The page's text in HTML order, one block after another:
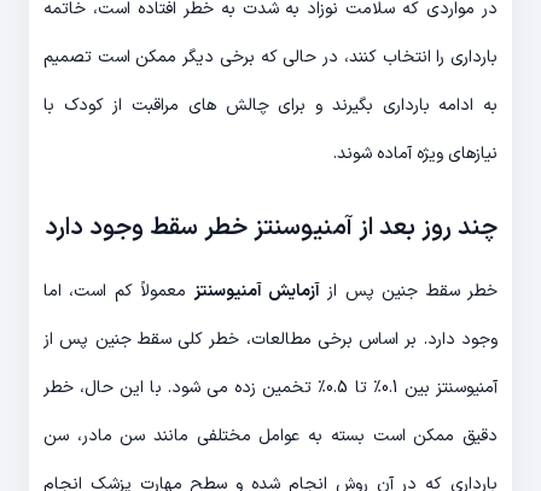
در مواردی که سلامت نوزاد به شدت به خطر افتاده است، خاتمه
بارداری را انتخاب کنند، در حالی که برخی دیگر ممکن است تصمیم
به ادامه بارداری بگیرند و برای چالش های مراقبت از کودک با
نیازهای ویژه آماده شوند.
چند روز بعد از آمنیوسنتز خطر سقط وجود دارد
خطر سقط جنین پس از آزمایش آمنیوسنتزمعمولاً کم است، اما
وجود دارد. بر اساس برخی مطالعات، خطر کلی سقط جنین پس از
آمنیوسنتز بین 0.1٪ تا 0.5٪ تخمین زده می شود. با این حال، خطر
دقیق ممکن است بسته به عوامل مختلفی مانند سن مادر، سن
بارداری که در آن روش انجام شده و سطح مهارت پزشک انجام